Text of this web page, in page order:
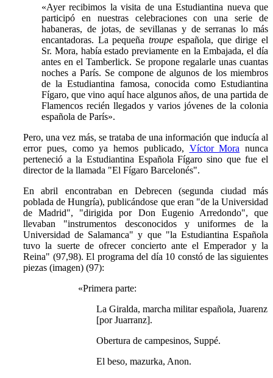
«Ayer recibimos la visita de una Estudiantina nueva que
participó en nuestras celebraciones con una serie de
habaneras, de jotas, de sevillanas y de serranas lo más
encantadoras. La pequeñatroupe española, que dirige el
Sr. Mora, había estado previamente en la Embajada, el día
antes en el Tamberlick. Se propone regalarle unas cuantas
noches a París. Se compone de algunos de los miembros
de la Estudiantina famosa, conocida como Estudiantina
Fígaro, que vino aquí hace algunos años, de una partida de
Flamencos recién llegados y varios jóvenes de la colonia
española de París».
Pero, una vez más, se trataba de una información que inducía al
error pues, como ya hemos publicado, Víctor Mora nunca
perteneció a la Estudiantina Española Fígaro sino que fue el
director de la llamada "El Fígaro Barcelonés".
En abril encontraban en Debrecen (segunda ciudad más
poblada de Hungría), publicándose que eran "de la Universidad
de Madrid", "dirigida por Don Eugenio Arredondo", que
llevaban "instrumentos desconocidos y uniformes de la
Universidad de Salamanca" y que "la Estudiantina Española
tuvo la suerte de ofrecer concierto ante el Emperador y la
Reina" (97,98). El programa del día 10 constó de las siguientes
piezas (imagen) (97):
«Primera parte:
La Giralda, marcha militar española, Juarenz
[por Juarranz].
Obertura de campesinos, Suppé.
El beso, mazurka, Anon.